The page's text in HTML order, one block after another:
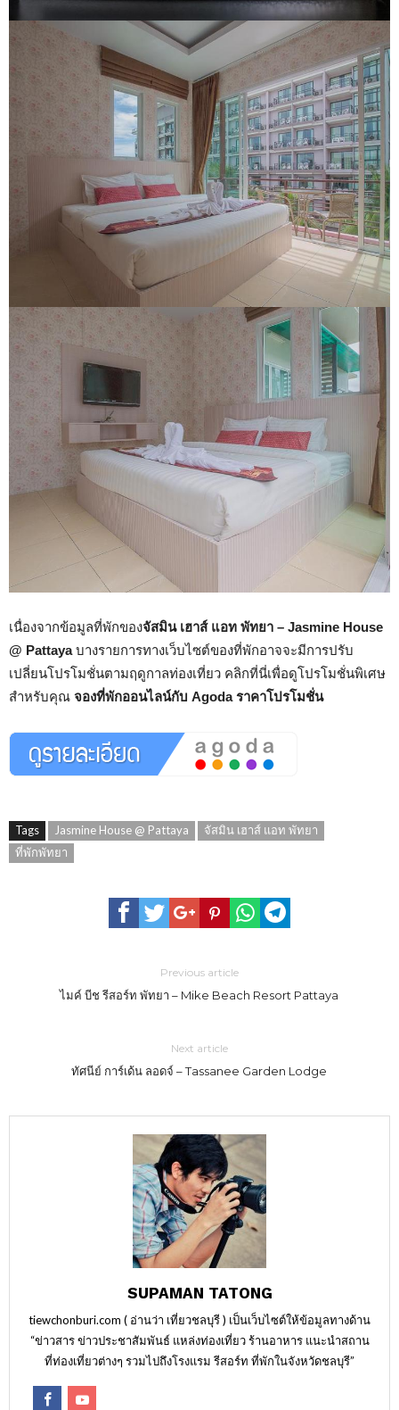
เนื่องจากข้อมูลที่พักของจัสมิน เฮาส์ แอท พัทยา – Jasmine House
@ Pattayaบางรายการทางเว็บไซต์ของที่พักอาจจะมีการปรับ
เปลี่ยนโปรโมชั่นตามฤดูกาลท่องเที่ยว คลิกที่นี่เพื่อดูโปรโมชั่นพิเศษ
สำหรับคุณ จองที่พักออนไลน์กับ Agoda ราคาโปรโมชั่น
Tags Jasmine House @ Pattaya
จัสมิน เฮาส์ แอท พัทยา
ที่พักพัทยา
Previous article
ไมค์ บีช รีสอร์ท พัทยา – Mike Beach Resort Pattaya
Next article
ทัศนีย์ การ์เด้น ลอดจ์ – Tassanee Garden Lodge
SUPAMAN TATONG
tiewchonburi.com ( อ่านว่า เที่ยวชลบุรี ) เป็นเว็บไซต์ให้ข้อมูลทางด้าน
“ข่าวสาร ข่าวประชาสัมพันธ์ แหล่งท่องเที่ยว ร้านอาหาร แนะนำสถาน
ที่ท่องเที่ยวต่างๆ รวมไปถึงโรงแรม รีสอร์ท ที่พักในจังหวัดชลบุรี”